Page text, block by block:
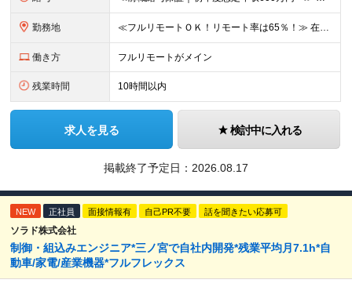
勤務地 ≪フルリモートＯＫ！リモート率は65％！≫ 在宅勤務または東京・神奈川・埼玉・千葉のお客様先での勤務 ■本社 東京都港区芝2-22-15 STKビル 1F (変更の範囲)上記を除く当社関連勤務地
働き方 フルリモートがメイン
残業時間 10時間以内
求人を見る 検討中に入れる
掲載終了予定日： 2026.08.17
NEW 正社員 面接情報有 自己PR不要 話を聞きたい応募可
ソラド株式会社
制御・組込みエンジニア*三ノ宮で自社内開発*残業平均月7.1h*自
動車/家電/産業機器*フルフレックス